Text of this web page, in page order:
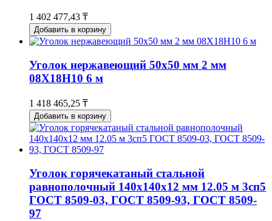
1 402 477,43 ₸
Добавить в корзину
Уголок нержавеющий 50x50 мм 2 мм
08Х18Н10 6 м
1 418 465,25 ₸
Добавить в корзину
Уголок горячекатаный стальной
равнополочный 140х140х12 мм 12.05 м 3сп5
ГОСТ 8509-03, ГОСТ 8509-93, ГОСТ 8509-
97